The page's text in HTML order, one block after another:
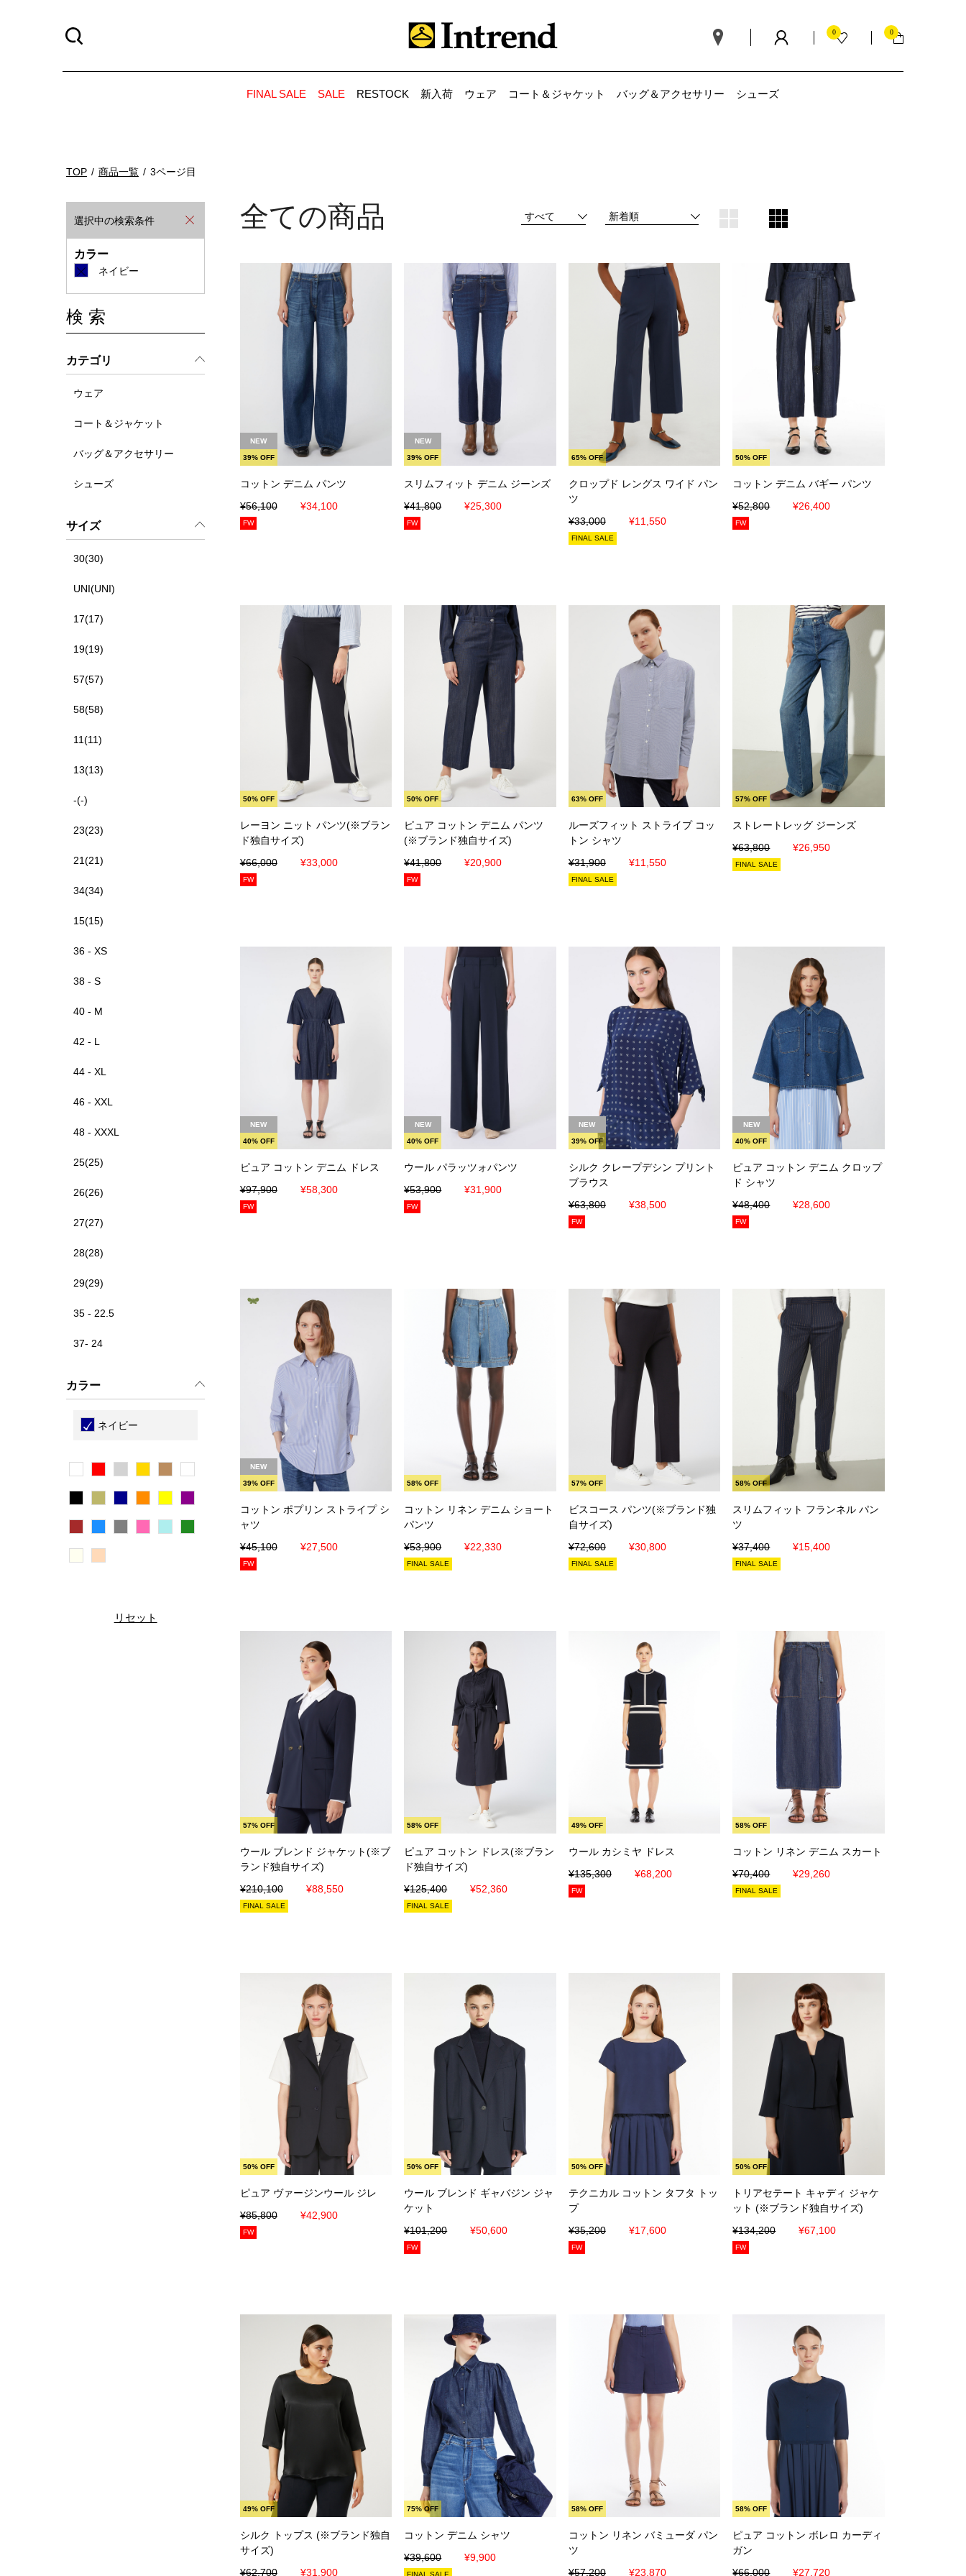
0 0
FINAL SALE SALE RESTOCK 新入荷 ウェア コート＆ジャケット バッグ＆アクセサリー シューズ
TOP 商品一覧 3ページ目
全ての商品 すべて 新着順
カートに入れる
NEW
39% OFF
コットン デニム パンツ
¥56,100
¥34,100
FW
カートに入れる
NEW
39% OFF
スリムフィット デニム ジーンズ
¥41,800
¥25,300
FW
カートに入れる
65% OFF
クロップド レングス ワイド パン
ツ
¥33,000
¥11,550
FINAL SALE
カートに入れる
50% OFF
コットン デニム バギー パンツ
¥52,800
¥26,400
FW
カートに入れる
50% OFF
レーヨン ニット パンツ(※ブラン
ド独自サイズ)
¥66,000
¥33,000
FW
カートに入れる
50% OFF
ピュア コットン デニム パンツ
(※ブランド独自サイズ)
¥41,800
¥20,900
FW
カートに入れる
63% OFF
ルーズフィット ストライプ コッ
トン シャツ
¥31,900
¥11,550
FINAL SALE
カートに入れる
57% OFF
ストレートレッグ ジーンズ
¥63,800
¥26,950
FINAL SALE
カートに入れる
NEW
40% OFF
ピュア コットン デニム ドレス
¥97,900
¥58,300
FW
カートに入れる
NEW
40% OFF
ウール パラッツォパンツ
¥53,900
¥31,900
FW
カートに入れる
NEW
39% OFF
シルク クレープデシン プリント
ブラウス
¥63,800
¥38,500
FW
カートに入れる
NEW
40% OFF
ピュア コットン デニム クロップ
ド シャツ
¥48,400
¥28,600
FW
カートに入れる
NEW
39% OFF
コットン ポプリン ストライプ シ
ャツ
¥45,100
¥27,500
FW
カートに入れる
58% OFF
コットン リネン デニム ショート
パンツ
¥53,900
¥22,330
FINAL SALE
カートに入れる
57% OFF
ビスコース パンツ(※ブランド独
自サイズ)
¥72,600
¥30,800
FINAL SALE
カートに入れる
58% OFF
スリムフィット フランネル パン
ツ
¥37,400
¥15,400
FINAL SALE
カートに入れる
57% OFF
ウール ブレンド ジャケット(※ブ
ランド独自サイズ)
¥210,100
¥88,550
FINAL SALE
カートに入れる
58% OFF
ピュア コットン ドレス(※ブラン
ド独自サイズ)
¥125,400
¥52,360
FINAL SALE
カートに入れる
49% OFF
ウール カシミヤ ドレス
¥135,300
¥68,200
FW
カートに入れる
58% OFF
コットン リネン デニム スカート
¥70,400
¥29,260
FINAL SALE
カートに入れる
50% OFF
ピュア ヴァージンウール ジレ
¥85,800
¥42,900
FW
カートに入れる
50% OFF
ウール ブレンド ギャバジン ジャ
ケット
¥101,200
¥50,600
FW
カートに入れる
50% OFF
テクニカル コットン タフタ トッ
プ
¥35,200
¥17,600
FW
カートに入れる
50% OFF
トリアセテート キャディ ジャケ
ット (※ブランド独自サイズ)
¥134,200
¥67,100
FW
カートに入れる
49% OFF
シルク トップス (※ブランド独自
サイズ)
¥62,700
¥31,900
カートに入れる
75% OFF
コットン デニム シャツ
¥39,600
¥9,900
FINAL SALE
カートに入れる
58% OFF
コットン リネン バミューダ パン
ツ
¥57,200
¥23,870
カートに入れる
58% OFF
ピュア コットン ボレロ カーディ
ガン
¥66,000
¥27,720
選択中の検索条件
カラー
ネイビー
検 索
カテゴリ
ウェア
コート＆ジャケット
バッグ＆アクセサリー
シューズ
サイズ
30(30)
UNI(UNI)
17(17)
19(19)
57(57)
58(58)
11(11)
13(13)
-(-)
23(23)
21(21)
34(34)
15(15)
36 - XS
38 - S
40 - M
42 - L
44 - XL
46 - XXL
48 - XXXL
25(25)
26(26)
27(27)
28(28)
29(29)
35 - 22.5
37- 24
カラー
ネイビー
リセット